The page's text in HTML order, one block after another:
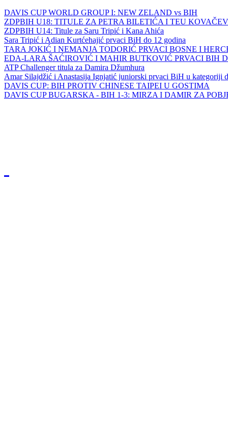
DAVIS CUP WORLD GROUP I: NEW ZELAND vs BIH
ZDPBIH U18: TITULE ZA PETRA BILETIĆA I TEU
ZDPBIH U14: Titule za Saru Tripić i Kana Ahića
Sara Tripić i Adian Kurtćehajić prvaci BiH do 12 godina
TARA JOKIĆ I NEMANJA TODORIĆ PRVACI BOSNE I
EDA-LARA ŠAĆIROVIĆ I MAHIR BUTKOVIĆ PRVACI BIH
ATP Challenger titula za Damira Džumhura
Amar Silajdžić i Anastasija Ignjatić juniorski prvaci BiH u kategoriji
DAVIS CUP: BIH PROTIV CHINESE TAIPEI U GOSTIMA
DAVIS CUP BUGARSKA - BIH 1-3: MIRZA I DAMIR ZA